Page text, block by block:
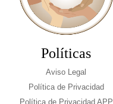
Políticas
Aviso Legal
Política de Privacidad
Política de Privacidad APP